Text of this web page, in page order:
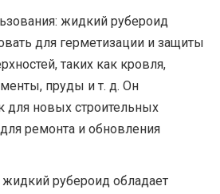
жидкий рубероид
для герметизации и защиты
таких как кровля,
пруды и т. д. Он
для новых строительных
ремонта и обновления
рубероид обладает